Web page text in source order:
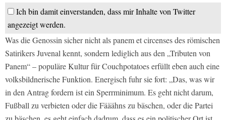
Ich bin damit einverstanden, dass mir Inhalte von Twitter
angezeigt werden.
Was die Genossin sicher nicht als panem et circenses des römischen
Satirikers Juvenal kennt, sondern lediglich aus den „Tributen von
Panem“ – populäre Kultur für Couchpotatoes erfüllt eben auch eine
volksbildnerische Funktion. Energisch fuhr sie fort: „Das, was wir
in den Antrag fordern ist ein Sperrminimum. Es geht nicht darum,
Fußball zu verbieten oder die Fääähns zu bäschen, oder die Partei